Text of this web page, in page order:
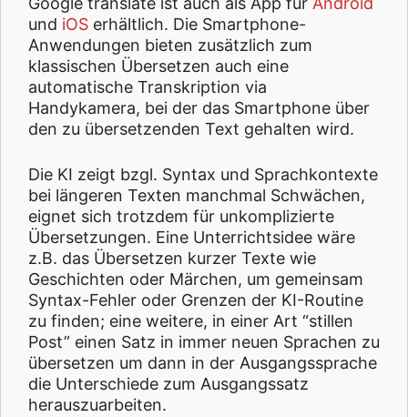
und iOS erhältlich. Die Smartphone-
Anwendungen bieten zusätzlich zum
klassischen Übersetzen auch eine
automatische Transkription via
Handykamera, bei der das Smartphone über
den zu übersetzenden Text gehalten wird.
Die KI zeigt bzgl. Syntax und Sprachkontexte
bei längeren Texten manchmal Schwächen,
eignet sich trotzdem für unkomplizierte
Übersetzungen. Eine Unterrichtsidee wäre
z.B. das Übersetzen kurzer Texte wie
Geschichten oder Märchen, um gemeinsam
Syntax-Fehler oder Grenzen der KI-Routine
zu finden; eine weitere, in einer Art “stillen
Post” einen Satz in immer neuen Sprachen zu
übersetzen um dann in der Ausgangssprache
die Unterschiede zum Ausgangssatz
herauszuarbeiten.